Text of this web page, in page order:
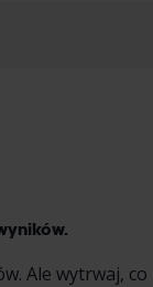
Ale wytrwaj, co